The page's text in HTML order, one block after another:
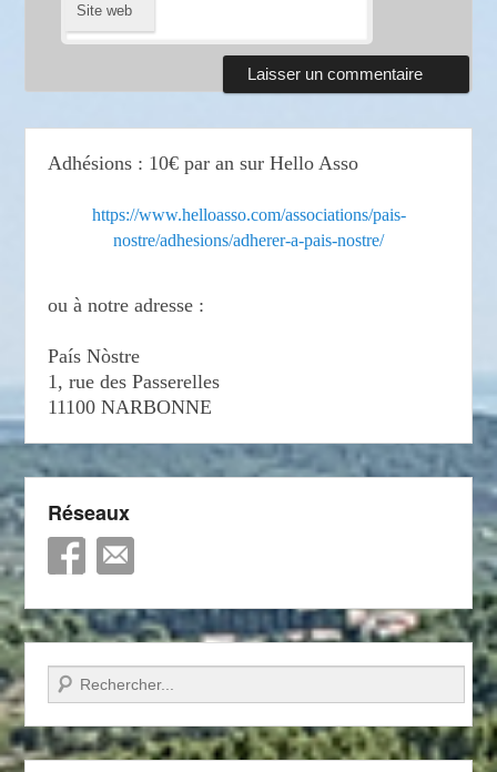
Site web
Adhésions : 10€ par an sur Hello Asso
https://www.helloasso.com/associations/pais-
nostre/adhesions/adherer-a-pais-nostre/
ou à notre adresse :
País Nòstre
1, rue des Passerelles
11100 NARBONNE
Réseaux
Recherche